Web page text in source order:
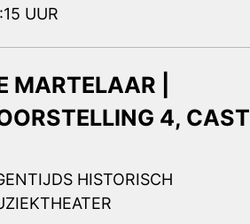
UUR
MARTELAAR |
4, CAST
HISTORISCH